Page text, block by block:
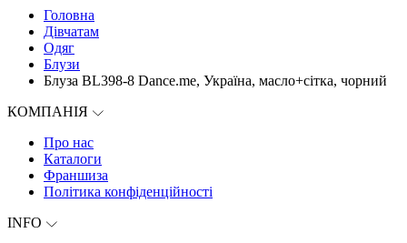
Головна
Дівчатам
Одяг
Блузи
Блуза BL398-8 Dance.me, Україна, масло+сітка, чорний
КОМПАНІЯ
Про нас
Каталоги
Франшиза
Політика конфіденційності
INFO